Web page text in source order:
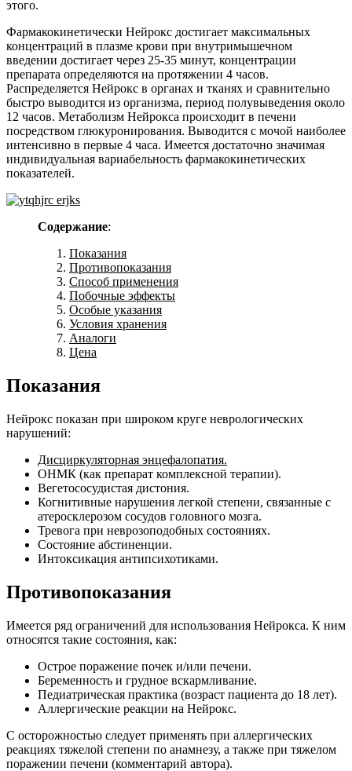
этого.
Фармакокинетически Нейрокс достигает максимальных
концентраций в плазме крови при внутримышечном
введении достигает через 25-35 минут, концентрации
препарата определяются на протяжении 4 часов.
Распределяется Нейрокс в органах и тканях и сравнительно
быстро выводится из организма, период полувыведения около
12 часов. Метаболизм Нейрокса происходит в печени
посредством глюкуронирования. Выводится с мочой наиболее
интенсивно в первые 4 часа. Имеется достаточно значимая
индивидуальная вариабельность фармакокинетических
показателей.
Содержание:
Показания
Противопоказания
Способ применения
Побочные эффекты
Особые указания
Условия хранения
Аналоги
Цена
Показания
Нейрокс показан при широком круге неврологических
нарушений:
Дисциркуляторная энцефалопатия.
ОНМК (как препарат комплексной терапии).
Вегетососудистая дистония.
Когнитивные нарушения легкой степени, связанные с
атеросклерозом сосудов головного мозга.
Тревога при неврозоподобных состояниях.
Состояние абстиненции.
Интоксикация антипсихотиками.
Противопоказания
Имеется ряд ограничений для использования Нейрокса. К ним
относятся такие состояния, как:
Острое поражение почек и/или печени.
Беременность и грудное вскармливание.
Педиатрическая практика (возраст пациента до 18 лет).
Аллергические реакции на Нейрокс.
С осторожностью следует применять при аллергических
реакциях тяжелой степени по анамнезу, а также при тяжелом
поражении печени (комментарий автора).